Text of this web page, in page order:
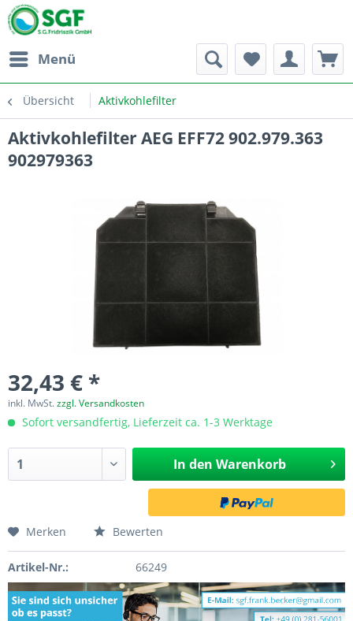
Menü
Übersicht Aktivkohlefilter
Aktivkohlefilter AEG EFF72 902.979.363
902979363
32,43 € *
inkl. MwSt.zzgl. Versandkosten
Sofort versandfertig, Lieferzeit ca. 1-3 Werktage
In den Warenkorb
Merken Bewerten
Artikel-Nr.: 66249